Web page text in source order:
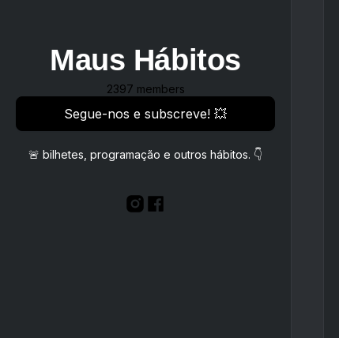
Maus Hábitos
2397 members
Segue-nos e subscreve! 💥
🚨 bilhetes, programação e outros hábitos. 👇